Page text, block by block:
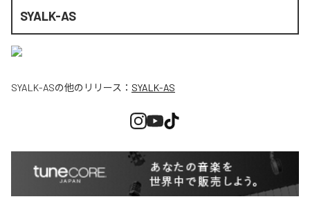
SYALK-AS
SYALK-ASの他のリリース： SYALK-AS